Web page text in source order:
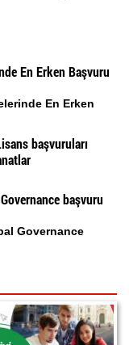
En Erken Başvuru
En Erken
başvuruları
başvuru
Governance